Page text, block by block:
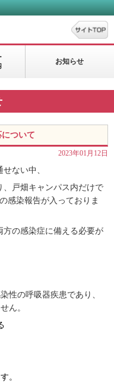
お知らせ
について
2023年01月12日
ない中、
戸畑キャンパス内だけで
感染報告が入っておりま
方の感染症に備える必要が
性の呼吸器疾患であり、
ん。
。